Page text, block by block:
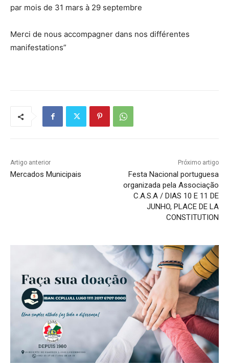
par mois de 31 mars à 29 septembre
Merci de nous accompagner dans nos différentes
manifestations”
Artigo anterior
Mercados Municipais
Próximo artigo
Festa Nacional portuguesa
organizada pela Associação
C.A.S.A / DIAS 10 E 11 DE
JUNHO, PLACE DE LA
CONSTITUTION